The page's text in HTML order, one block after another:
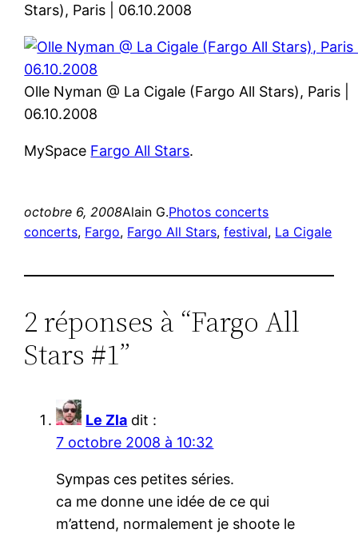
Stars), Paris | 06.10.2008
Olle Nyman @ La Cigale (Fargo All Stars), Paris |
06.10.2008
MySpace Fargo All Stars.
octobre 6, 2008Alain G.Photos concerts
concerts, Fargo, Fargo All Stars, festival, La Cigale
2 réponses à “Fargo All
Stars #1”
Le Zla dit :
7 octobre 2008 à 10:32
Sympas ces petites séries.
ca me donne une idée de ce qui
m’attend, normalement je shoote le